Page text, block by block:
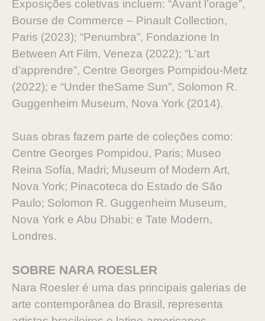
Exposições coletivas incluem: “Avant l’orage”,
Bourse de Commerce – Pinault Collection,
Paris (2023); “Penumbra”, Fondazione In
Between Art Film, Veneza (2022); “L’art
d’apprendre”, Centre Georges Pompidou-Metz
(2022); e “Under theSame Sun”, Solomon R.
Guggenheim Museum, Nova York (2014).
Suas obras fazem parte de coleções como:
Centre Georges Pompidou, Paris; Museo
Reina Sofía, Madri; Museum of Modern Art,
Nova York; Pinacoteca do Estado de São
Paulo; Solomon R. Guggenheim Museum,
Nova York e Abu Dhabi; e Tate Modern,
Londres.
SOBRE NARA ROESLER
Nara Roesler é uma das principais galerias de
arte contemporânea do Brasil, representa